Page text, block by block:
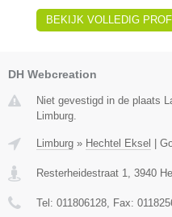
BEKIJK VOLLEDIG
DH Webcreation
Niet gevestigd in de plaats
Limburg.
Limburg » Hechtel Eksel
Resterheidestraat 1, 3940
Tel: 011806128, Fax: